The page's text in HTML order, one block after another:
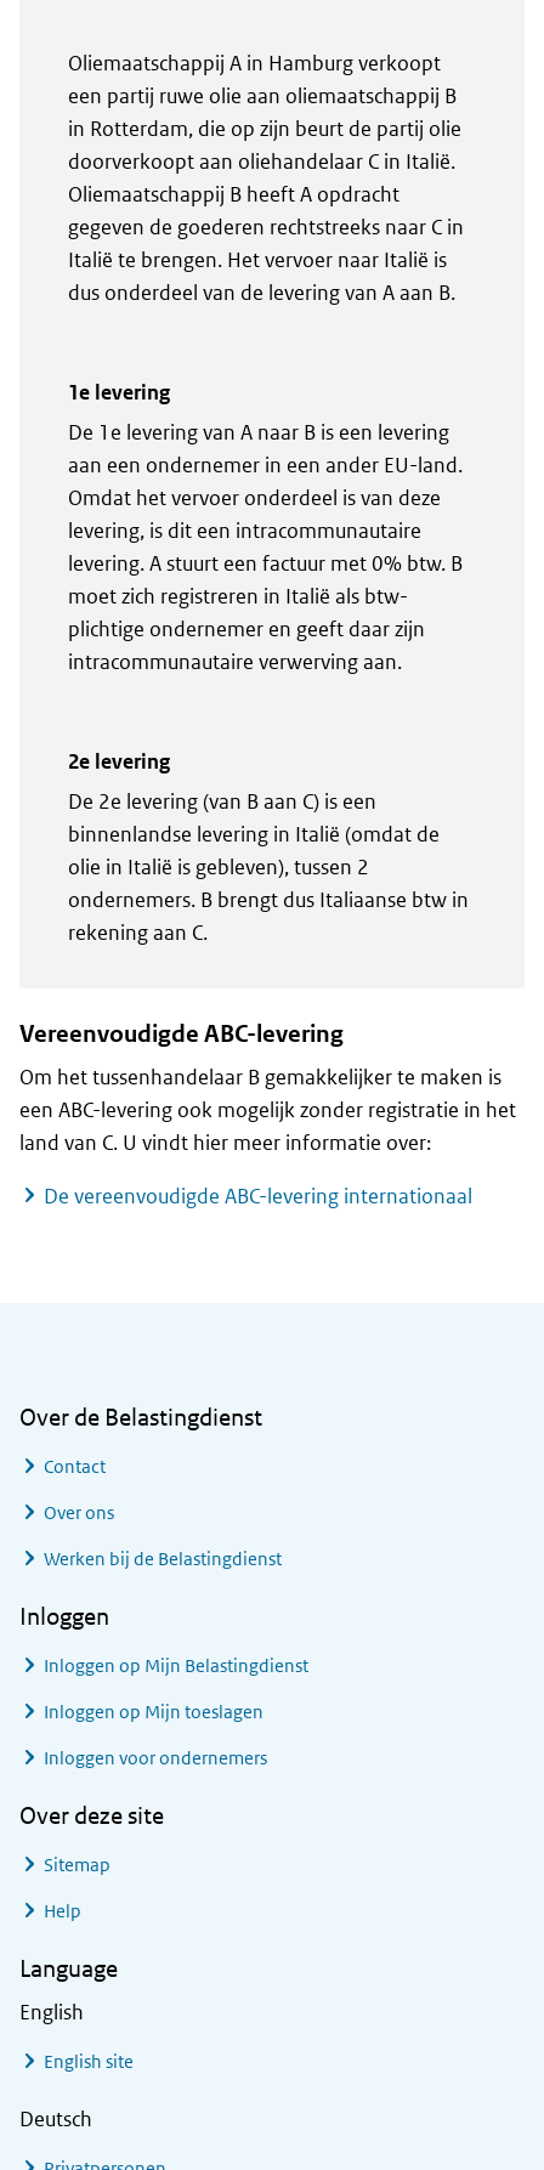
Oliemaatschappij A in Hamburg verkoopt
een partij ruwe olie aan oliemaatschappij B
in Rotterdam, die op zijn beurt de partij olie
doorverkoopt aan oliehandelaar C in Italië.
Oliemaatschappij B heeft A opdracht
gegeven de goederen rechtstreeks naar C in
Italië te brengen. Het vervoer naar Italië is
dus onderdeel van de levering van A aan B.
1e levering
De 1e levering van A naar B is een levering
aan een ondernemer in een ander EU-land.
Omdat het vervoer onderdeel is van deze
levering, is dit een intracommunautaire
levering. A stuurt een factuur met 0% btw. B
moet zich registreren in Italië als btw-
plichtige ondernemer en geeft daar zijn
intracommunautaire verwerving aan.
2e levering
De 2e levering (van B aan C) is een
binnenlandse levering in Italië (omdat de
olie in Italië is gebleven), tussen 2
ondernemers. B brengt dus Italiaanse btw in
rekening aan C.
Vereenvoudigde ABC-levering
Om het tussenhandelaar B gemakkelijker te maken is
een ABC-levering ook mogelijk zonder registratie in het
land van C. U vindt hier meer informatie over:
De vereenvoudigde ABC-levering internationaal
Over de Belastingdienst
Contact
Over ons
Werken bij de Belastingdienst
Inloggen
Inloggen op Mijn Belastingdienst
Inloggen op Mijn toeslagen
Inloggen voor ondernemers
Over deze site
Sitemap
Help
Language
English
English site
Deutsch